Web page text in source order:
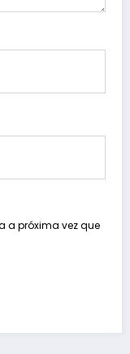
a próxima vez que